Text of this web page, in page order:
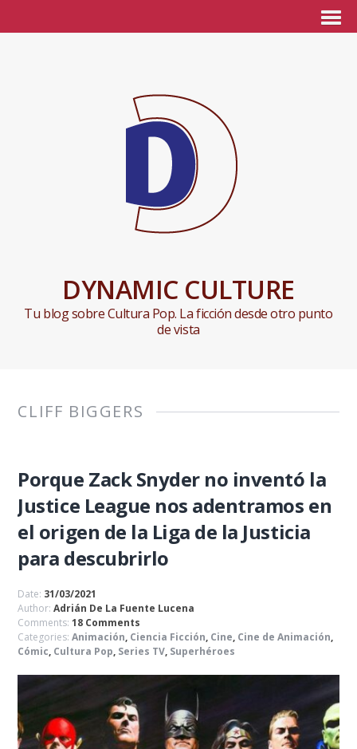
DYNAMIC CULTURE
Tu blog sobre Cultura Pop. La ficción desde otro punto
de vista
CLIFF BIGGERS
Porque Zack Snyder no inventó la
Justice League nos adentramos en
el origen de la Liga de la Justicia
para descubrirlo
Date: 31/03/2021
Author:Adrián De La Fuente Lucena
Comments:18 Comments
Categories:Animación, Ciencia Ficción, Cine, Cine de Animación,
Cómic, Cultura Pop, Series TV, Superhéroes